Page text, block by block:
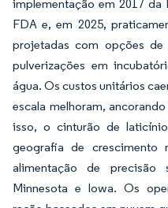
implementação em 2017 da
FDA e, em 2025,
projetadas com opções de
pulverizações em
água. Os custos unitários
escala melhoram,
isso, o cinturão de
geografia de crescimento
alimentação de precisão
Minnesota e Iowa. Os